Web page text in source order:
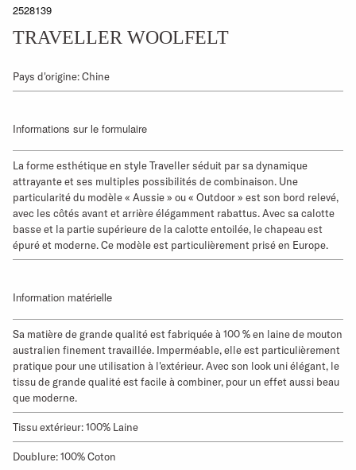
2528139
TRAVELLER WOOLFELT
Pays d'origine: Chine
Informations sur le formulaire
La forme esthétique en style Traveller séduit par sa dynamique
attrayante et ses multiples possibilités de combinaison. Une
particularité du modèle « Aussie » ou « Outdoor » est son bord relevé,
avec les côtés avant et arrière élégamment rabattus. Avec sa calotte
basse et la partie supérieure de la calotte entoilée, le chapeau est
épuré et moderne. Ce modèle est particulièrement prisé en Europe.
Information matérielle
Sa matière de grande qualité est fabriquée à 100 % en laine de mouton
australien finement travaillée. Imperméable, elle est particulièrement
pratique pour une utilisation à l'extérieur. Avec son look uni élégant, le
tissu de grande qualité est facile à combiner, pour un effet aussi beau
que moderne.
Tissu extérieur: 100% Laine
Doublure: 100% Coton